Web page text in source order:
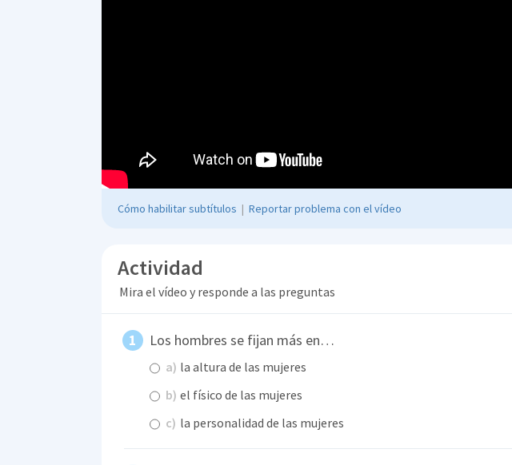
Cómo habilitar subtítulos | Reportar problema con el vídeo
Actividad
Mira el vídeo y responde a las preguntas
Los hombres se fijan más en…
a) la altura de las mujeres
b) el físico de las mujeres
c) la personalidad de las mujeres